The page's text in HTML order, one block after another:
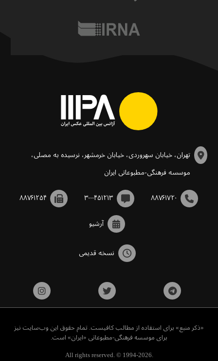
تهران، خیابان سهروردی، خیابان خرمشهر، نرسیده به مصلی،
موسسه فرهنگی-مطبوعاتی ایران
۸۸۷۶۱۷۲۰ ۳۰۰۰۴۵۱۲۱۳ ۸۸۷۶۱۲۵۴
آرشیو
نسخه قدیمی
«ذکر منبع» برای استفاده از مطالب کافیست. تمام حقوق این وب‌سایت نیز
برای موسسه فرهنگی-مطبوعاتی «ایران» است.
All rights reserved. © 1994-2026.